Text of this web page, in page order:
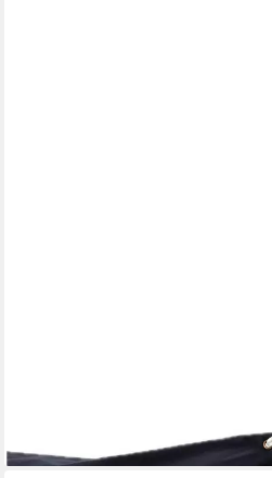
lieferbar - in 9-11 Werktagen bei dir